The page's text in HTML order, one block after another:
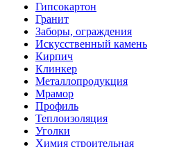
Гипсокартон
Гранит
Заборы, ограждения
Искусственный камень
Кирпич
Клинкер
Металлопродукция
Мрамор
Профиль
Теплоизоляция
Уголки
Химия строительная